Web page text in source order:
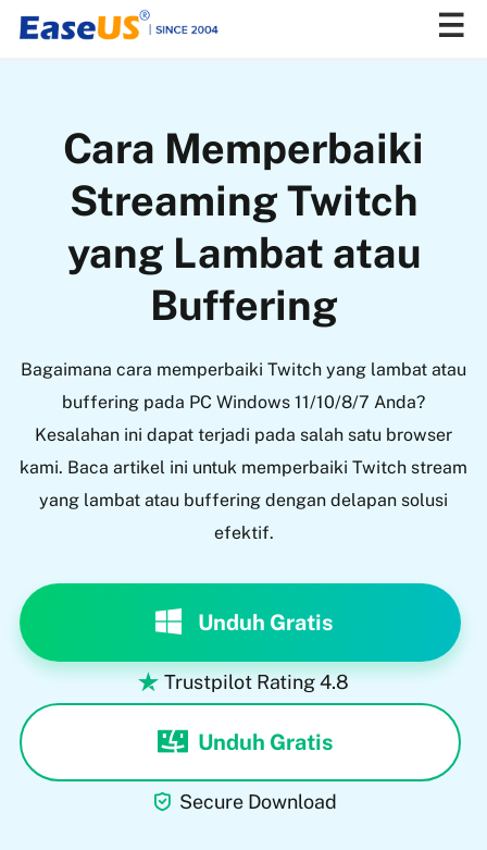
Cara Memperbaiki
Streaming Twitch
yang Lambat atau
Buffering
Bagaimana cara memperbaiki Twitch yang lambat atau
buffering pada PC Windows 11/10/8/7 Anda?
Kesalahan ini dapat terjadi pada salah satu browser
kami. Baca artikel ini untuk memperbaiki Twitch stream
yang lambat atau buffering dengan delapan solusi
efektif.
Unduh Gratis
 Trustpilot Rating 4.8
Unduh Gratis
 Secure Download